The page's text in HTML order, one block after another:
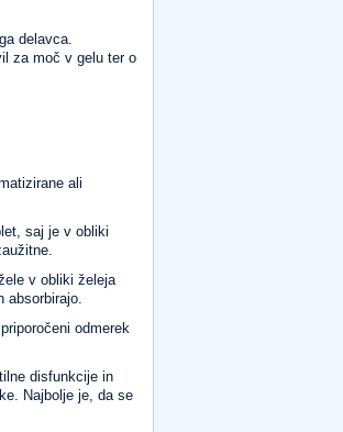
delavca.
za moč v gelu ter o
ali
saj je v obliki
v obliki želeja
odmerek
disfunkcije in
Najbolje je, da se